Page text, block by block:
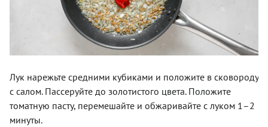
Лук нарежьте средними кубиками и положите в сковороду
с салом. Пассеруйте до золотистого цвета. Положите
томатную пасту, перемешайте и обжаривайте с луком 1–2
минуты.